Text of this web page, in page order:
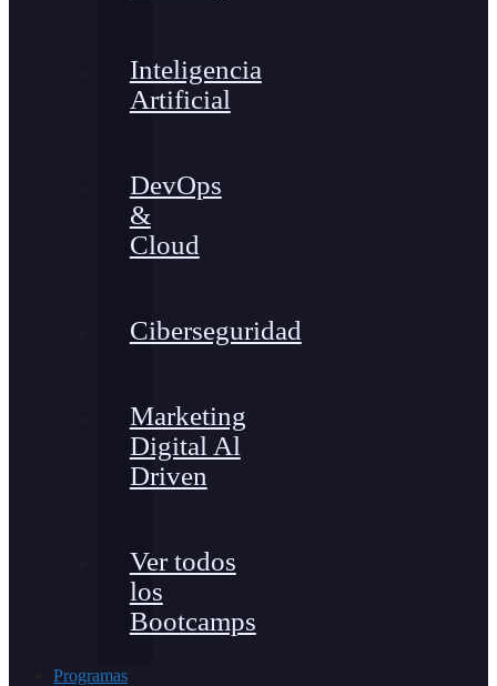
Inteligencia
Artificial
DevOps
&
Cloud
Ciberseguridad
Marketing
Digital Al
Driven
Ver todos
los
Bootcamps
Programas